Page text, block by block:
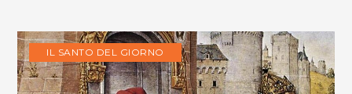
IL SANTO DEL GIORNO